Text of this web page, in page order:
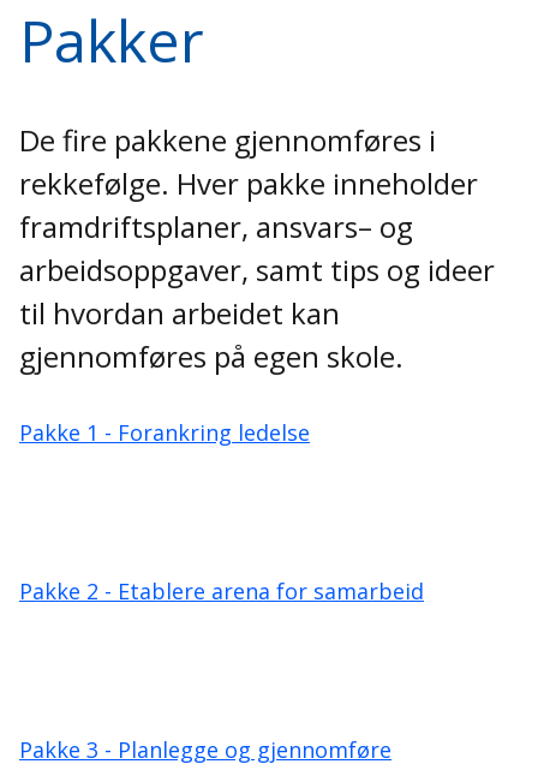
Pakker
De fire pakkene gjennomføres i
rekkefølge. Hver pakke inneholder
framdriftsplaner, ansvars– og
arbeidsoppgaver, samt tips og ideer
til hvordan arbeidet kan
gjennomføres på egen skole.
Pakke 1 - Forankring ledelse
Pakke 2 - Etablere arena for samarbeid
Pakke 3 - Planlegge og gjennomføre